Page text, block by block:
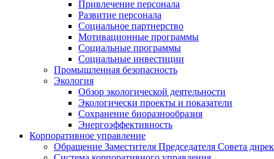
Привлечение персонала
Развитие персонала
Социальное партнерство
Мотивационные программы
Социальные программы
Социальные инвестиции
Промышленная безопасность
Экология
Обзор экологической деятельности
Экологически проекты и показатели
Сохранение биоразнообразия
Энергоэффективность
Корпоративное управление
Обращение Заместителя Председателя Совета